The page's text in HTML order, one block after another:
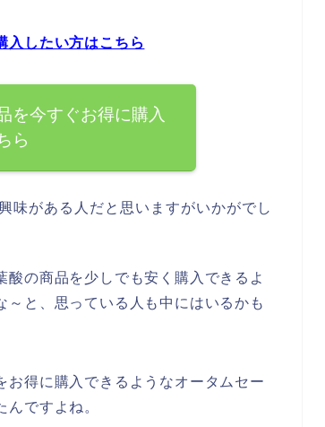
入したい方はこちら
を今すぐお得に購入
ら
味がある人だと思いますがいかがでし
の商品を少しでも安く購入できるよ
～と、思っている人も中にはいるかも
お得に購入できるようなオータムセー
ですよね。